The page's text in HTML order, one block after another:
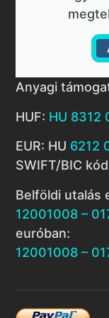
Anyagi
HUF: HU 8312
EUR: HU 6212
SWIFT/BIC
Belföldi utalás
12001008 –
euróban:
12001008 –